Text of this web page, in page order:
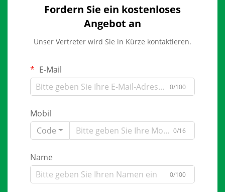
Fordern Sie ein kostenloses
Angebot an
Unser Vertreter wird Sie in Kürze kontaktieren.
E-Mail
0/100
Mobil
Code
0/16
Name
0/100